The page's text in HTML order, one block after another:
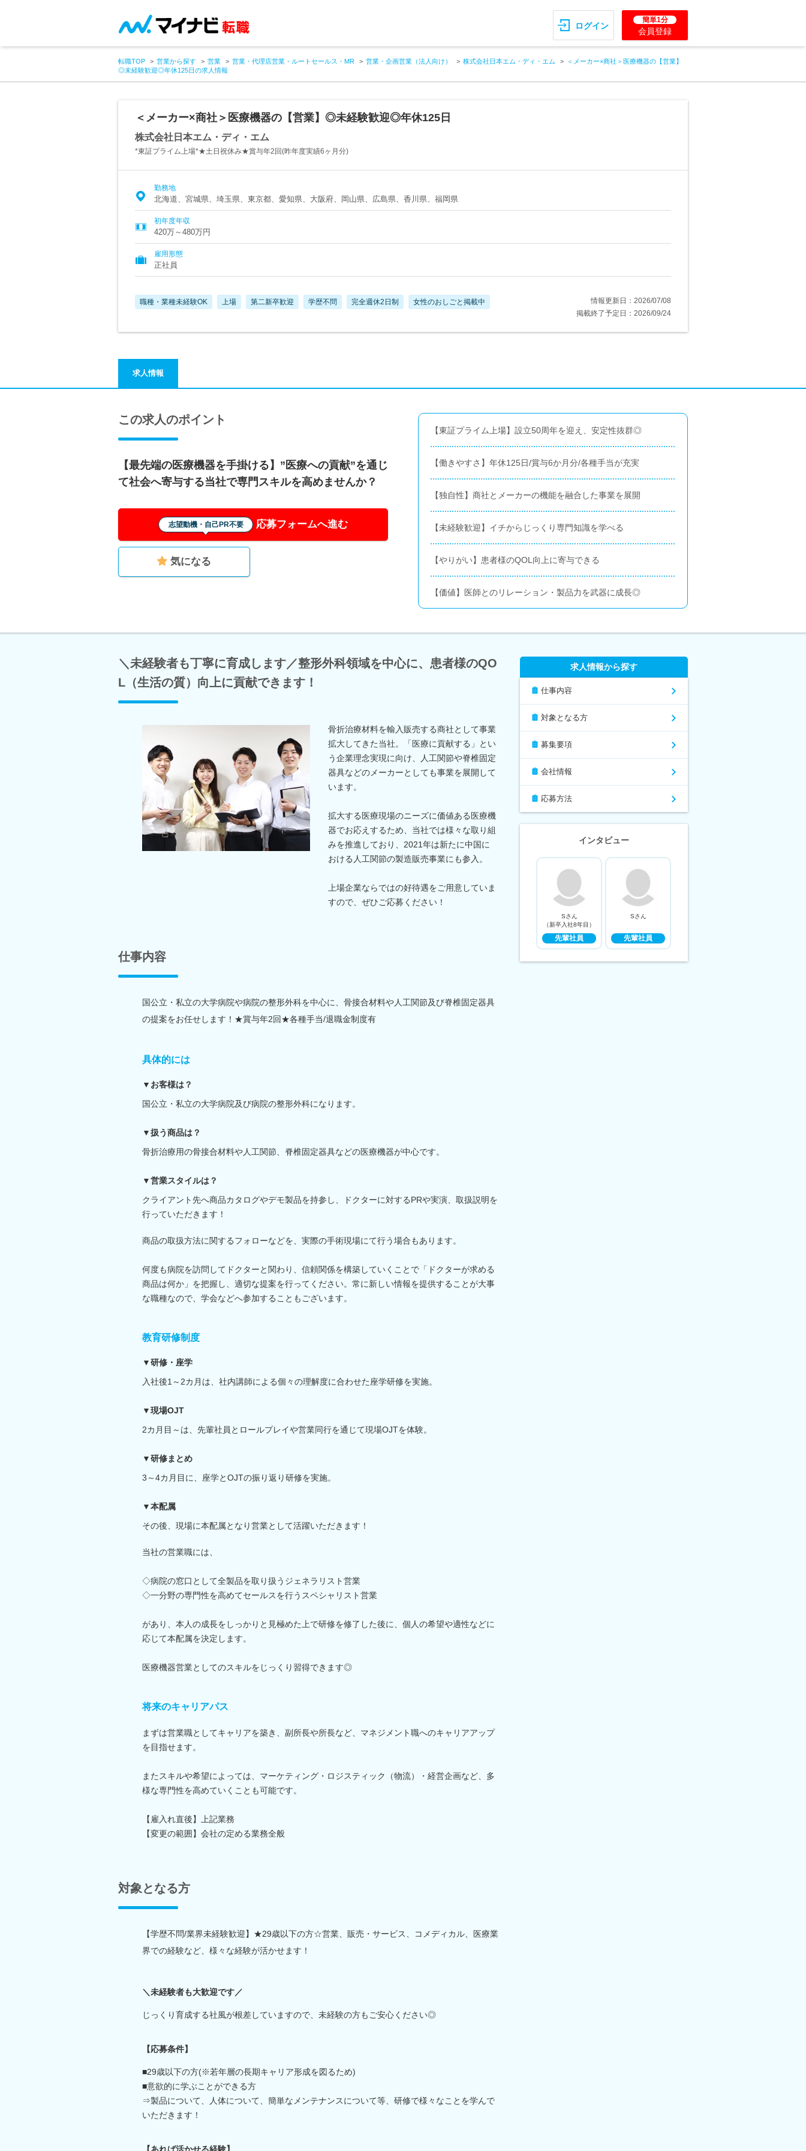
ログイン
簡単1分
会員登録
転職TOP 営業から探す 営業 営業・代理店営業・ルートセールス・MR 営業・企画営業（法人向け） 株式会社日本エム・ディ・エム
＜メーカー×商社＞医療機器の【営業】
◎未経験歓迎◎年休125日の求人情報
＜メーカー×商社＞医療機器の【営業】◎未経験歓迎◎年休125日
株式会社日本エム・ディ・エム
*東証プライム上場*★土日祝休み★賞与年2回(昨年度実績6ヶ月分)
勤務地
北海道、宮城県、埼玉県、東京都、愛知県、大阪府、岡山県、広島県、香川県、福岡県
初年度年収
420万～480万円
雇用形態
正社員
職種・業種未経験OK 上場 第二新卒歓迎 学歴不問 完全週休2日制 女性のおしごと掲載中
情報更新日：2026/07/08
掲載終了予定日：2026/09/24
求人情報
この求人のポイント
【最先端の医療機器を手掛ける】”医療への貢献”を通じ
て社会へ寄与する当社で専門スキルを高めませんか？
志望動機・自己PR不要 応募フォームへ進む
気になる
【東証プライム上場】設立50周年を迎え、安定性抜群◎
【働きやすさ】年休125日/賞与6か月分/各種手当が充実
【独自性】商社とメーカーの機能を融合した事業を展開
【未経験歓迎】イチからじっくり専門知識を学べる
【やりがい】患者様のQOL向上に寄与できる
【価値】医師とのリレーション・製品力を武器に成長◎
＼未経験者も丁寧に育成します／整形外科領域を中心に、患者様のQO
L（生活の質）向上に貢献できます！
骨折治療材料を輸入販売する商社として事業
拡大してきた当社。「医療に貢献する」とい
う企業理念実現に向け、人工関節や脊椎固定
器具などのメーカーとしても事業を展開して
います。
拡大する医療現場のニーズに価値ある医療機
器でお応えするため、当社では様々な取り組
みを推進しており、2021年は新たに中国に
おける人工関節の製造販売事業にも参入。
上場企業ならではの好待遇をご用意していま
すので、ぜひご応募ください！
仕事内容
国公立・私立の大学病院や病院の整形外科を中心に、骨接合材料や人工関節及び脊椎固定器具
の提案をお任せします！★賞与年2回★各種手当/退職金制度有
具体的には
▼お客様は？
国公立・私立の大学病院及び病院の整形外科になります。
▼扱う商品は？
骨折治療用の骨接合材料や人工関節、脊椎固定器具などの医療機器が中心です。
▼営業スタイルは？
クライアント先へ商品カタログやデモ製品を持参し、ドクターに対するPRや実演、取扱説明を
行っていただきます！
商品の取扱方法に関するフォローなどを、実際の手術現場にて行う場合もあります。
何度も病院を訪問してドクターと関わり、信頼関係を構築していくことで「ドクターが求める
商品は何か」を把握し、適切な提案を行ってください。常に新しい情報を提供することが大事
な職種なので、学会などへ参加することもございます。
教育研修制度
▼研修・座学
入社後1～2カ月は、社内講師による個々の理解度に合わせた座学研修を実施。
▼現場OJT
2カ月目～は、先輩社員とロールプレイや営業同行を通じて現場OJTを体験。
▼研修まとめ
3～4カ月目に、座学とOJTの振り返り研修を実施。
▼本配属
その後、現場に本配属となり営業として活躍いただきます！
当社の営業職には、
◇病院の窓口として全製品を取り扱うジェネラリスト営業
◇一分野の専門性を高めてセールスを行うスペシャリスト営業
があり、本人の成長をしっかりと見極めた上で研修を修了した後に、個人の希望や適性などに
応じて本配属を決定します。
医療機器営業としてのスキルをじっくり習得できます◎
将来のキャリアパス
まずは営業職としてキャリアを築き、副所長や所長など、マネジメント職へのキャリアアップ
を目指せます。
またスキルや希望によっては、マーケティング・ロジスティック（物流）・経営企画など、多
様な専門性を高めていくことも可能です。
【雇入れ直後】上記業務
【変更の範囲】会社の定める業務全般
対象となる方
【学歴不問/業界未経験歓迎】★29歳以下の方☆営業、販売・サービス、コメディカル、医療業
界での経験など、様々な経験が活かせます！
＼未経験者も大歓迎です／
じっくり育成する社風が根差していますので、未経験の方もご安心ください◎
【応募条件】
■29歳以下の方(※若年層の長期キャリア形成を図るため)
■意欲的に学ぶことができる方
⇒製品について、人体について、簡単なメンテナンスについて等、研修で様々なことを学んで
いただきます！
【あれば活かせる経験】
求人情報から探す
仕事内容
対象となる方
募集要項
会社情報
応募方法
インタビュー
Sさん
（新卒入社8年目）
先輩社員
Sさん
先輩社員